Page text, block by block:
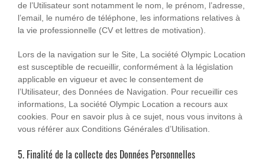
de l’Utilisateur sont notamment le nom, le prénom, l’adresse,
l’email, le numéro de téléphone, les informations relatives à
la vie professionnelle (CV et lettres de motivation).
Lors de la navigation sur le Site, La société Olympic Location
est susceptible de recueillir, conformément à la législation
applicable en vigueur et avec le consentement de
l’Utilisateur, des Données de Navigation. Pour recueillir ces
informations, La société Olympic Location a recours aux
cookies. Pour en savoir plus à ce sujet, nous vous invitons à
vous référer aux Conditions Générales d’Utilisation.
5. Finalité de la collecte des Données Personnelles